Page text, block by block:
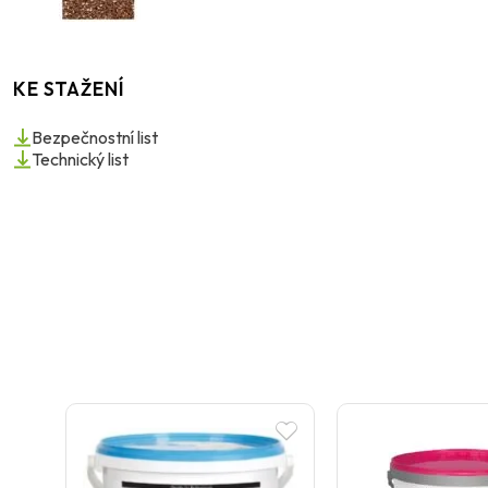
KE STAŽENÍ
Bezpečnostní list
Technický list